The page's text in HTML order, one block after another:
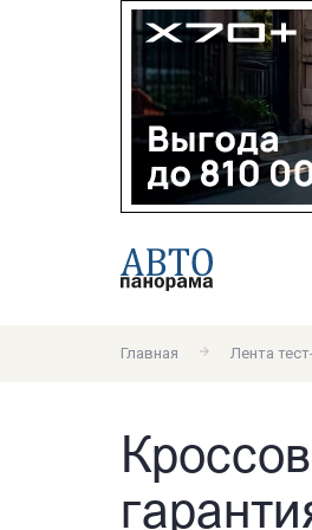
Главная Лента